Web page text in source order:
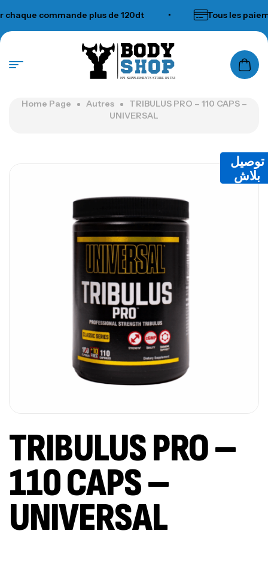
commande plus de 120dt Tous les
N°1 SUPPLEMENTS STORE IN TUNISIA
Home Page Autres
TRIBULUS PRO – 110 CAPS –
UNIVERSAL
توصيل
بلاش
TRIBULUS PRO –
110 CAPS –
UNIVERSAL